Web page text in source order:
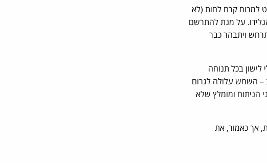
למרוח קרם לחות (לא
על מנת להתרשם
ויתבהר כבר
בכל תנוחה
– השמש עלולה לגרום
הניתוח ומומלץ שלא
אך כאמור, את